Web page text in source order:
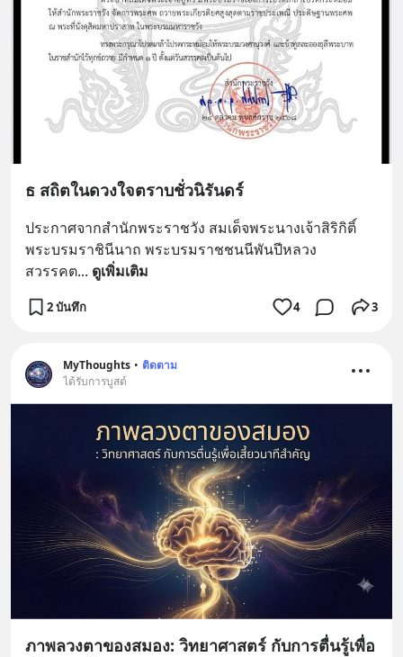
ธ สถิตในดวงใจตราบชั่วนิรันดร์
ประกาศจากสำนักพระราชวัง สมเด็จพระนางเจ้าสิริกิติ์
พระบรมราชินีนาถ พระบรมราชชนนีพันปีหลวง
สวรรคต... ดูเพิ่มเติม
2 บันทึก 4 3
MyThoughts • ติดตาม
ได้รับการบูสต์
ภาพลวงตาของสมอง: วิทยาศาสตร์ กับการตื่นรู้เพื่อ